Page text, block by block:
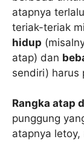
atapnya
teriak-teriak
hidup
atap) dan
sendiri) harus
Rangka atap
punggung
atapnya